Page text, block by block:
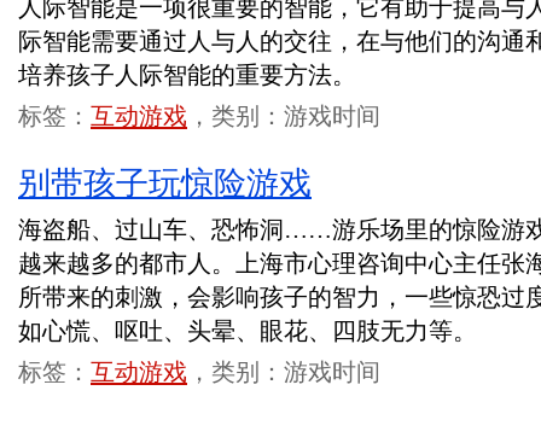
人际智能是一项很重要的智能，它有助于提高与
际智能需要通过人与人的交往，在与他们的沟通
培养孩子人际智能的重要方法。
标签： 互动游戏 ，类别：游戏时间
别带孩子玩惊险游戏
海盗船、过山车、恐怖洞……游乐场里的惊险游
越来越多的都市人。上海市心理咨询中心主任张
所带来的刺激，会影响孩子的智力，一些惊恐过
如心慌、呕吐、头晕、眼花、四肢无力等。
标签： 互动游戏 ，类别：游戏时间